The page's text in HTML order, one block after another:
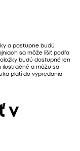
a postupne budú
sa môže líšiť podľa
budú dostupné len
ilustračné a môžu sa
platí do vypredania
v